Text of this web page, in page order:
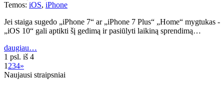
Temos: iOS, iPhone
Jei staiga sugedo „iPhone 7“ ar „iPhone 7 Plus“ „Home“ mygtukas -
„iOS 10“ gali aptikti šį gedimą ir pasiūlyti laikiną sprendimą…
daugiau…
1 psl. iš 4
1 234»
Naujausi straipsniai